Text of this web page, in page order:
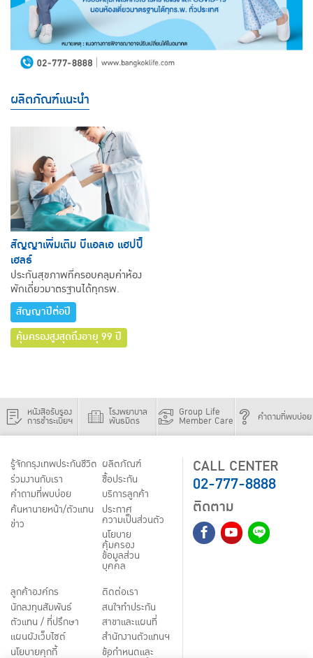
ผลิตภัณฑ์แนะนำ
สัญญาเพิ่มเติม บีแอลเอ แฮปปี้
เฮลธ์
ประกันสุขภาพที่ครอบคลุมค่าห้อง
พักเดี่ยวมาตรฐานได้ทุกรพ.
สัญญาปีต่อปี
คุ้มครองสูงสุดถึงอายุ 99 ปี
หนังสือรับรอง
การชำระเบี้ยฯ
โรงพยาบาล
พันธมิตร
Group Life
Member Care คำถามที่พบบ่อย
รู้จักกรุงเทพประกันชีวิต
ร่วมงานกับเรา
คำถามที่พบบ่อย
ค้นหานายหน้า/ตัวแทน
ข่าว
ผลิตภัณฑ์
ชื้อประกัน
บริการลูกค้า
ประกาศ
ความเป็นส่วนตัว
นโยบาย
คุ้มครอง
ข้อมูลส่วน
บุคคล
ลูกค้าองค์กร
นักลงทุนสัมพันธ์
ตัวแทน / ที่ปรึกษา
แผนผังเว็บไซต์
นโยบายคุกกี้
ติดต่อเรา
สนใจทำประกัน
สาขาและแผนที่
สำนักงานตัวแทนฯ
ข้อกำหนดและ
CALL CENTER
02-777-8888
ติดตาม